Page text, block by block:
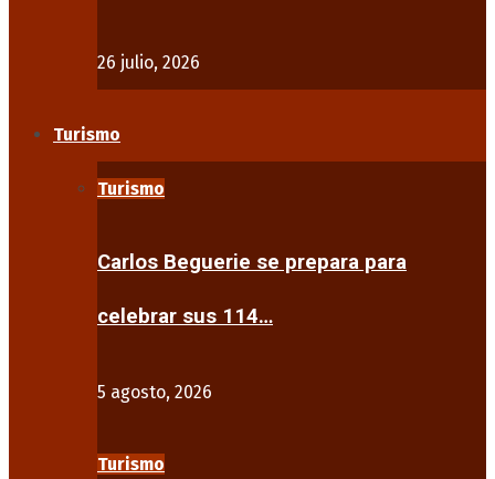
26 julio, 2026
Turismo
Turismo
Carlos Beguerie se prepara para
celebrar sus 114…
5 agosto, 2026
Turismo